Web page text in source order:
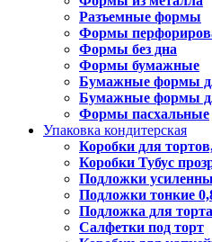
Разъемные формы
Формы
Формы без дна
Формы бумажные
Бумажные формы
Бумажные формы
Формы пасхальные
Упаковка кондитерская
Коробки для
Коробки Тубус
Подложки
Подложки тонкие
Подложка для
Салфетки под торт